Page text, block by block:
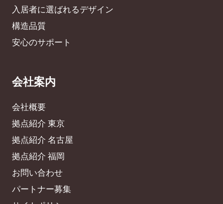
入居者に選ばれるデザイン
構造品質
安心のサポート
会社案内
会社概要
拠点紹介 東京
拠点紹介 名古屋
拠点紹介 福岡
お問い合わせ
パートナー募集